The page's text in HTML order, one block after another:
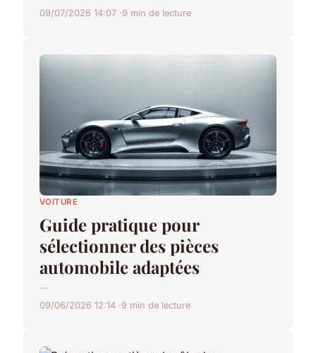
09/07/2026 14:07 9 min de lecture
VOITURE
Guide pratique pour
sélectionner des pièces
automobile adaptées
...
09/06/2026 12:14 9 min de lecture